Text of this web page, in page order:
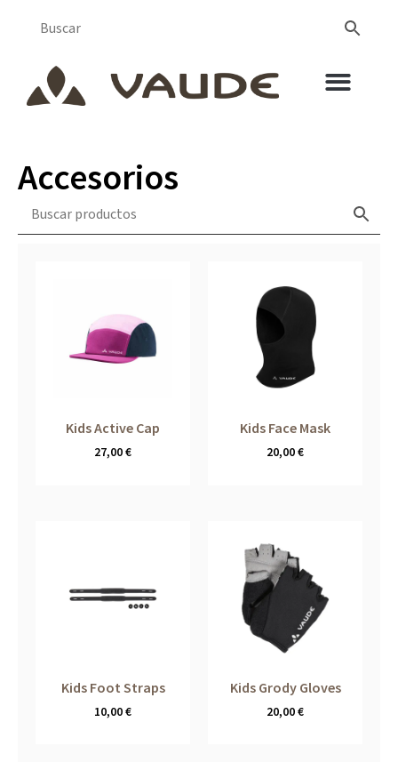
Accesorios
Kids Active Cap
27,00€
Kids Face Mask
20,00€
Kids Foot Straps
10,00€
Kids Grody Gloves
20,00€